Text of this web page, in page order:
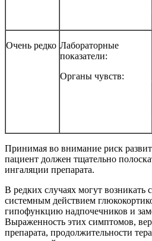
Очень редко Лабораторные
показатели:
Органы чувств:
Принимая во внимание риск
пациент должен тщательно
ингаляции препарата.
В редких случаях могут
системным действием
гипофункцию надпочечников и
Выраженность этих симптомов,
препарата, продолжительности